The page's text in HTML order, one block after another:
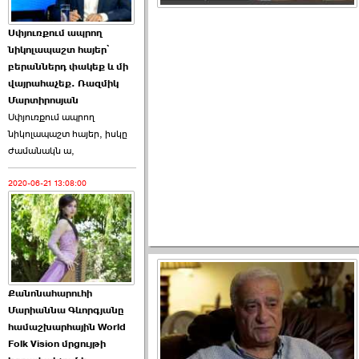
Աննա Վարդապետյանն
ուղերձ է հղել ›››
2026-06-25 23:21:00
Պաշտոնակռիվը սկսված
է. «Հրապարակ» ›››
2026-06-25 17:13:00
ԱԺ նախագահի
Սփյուռքում ապրող
նիկոլապաշտ հայեր՝
բերաններդ փակեք և մի
վայրահաչեք. Ռազմիկ
Մարտիրոսյան
Սփյուռքում ապրող
նիկոլապաշտ հայեր, իսկը
ժամանակն ա,
2020-06-21 13:08:00
Քանոնահարուհի
Մարիաննա Գևորգյանը
համաշխարհային World
Folk Vision մրցույթի